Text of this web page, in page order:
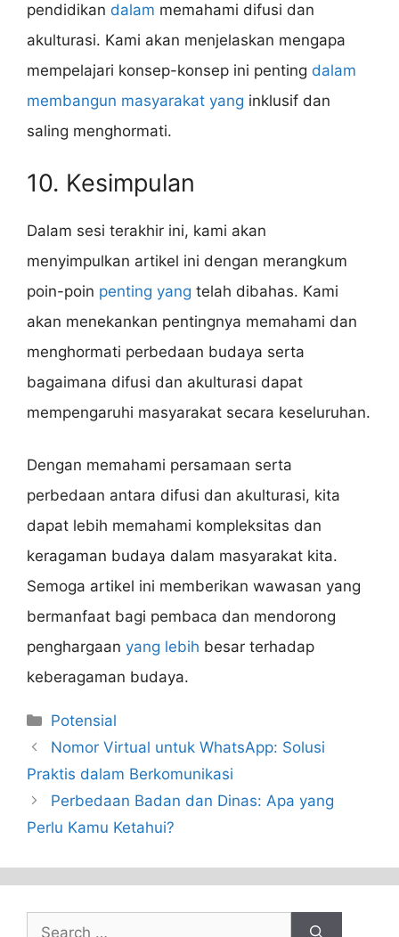
pendidikan dalam memahami difusi dan
akulturasi. Kami akan menjelaskan mengapa
mempelajari konsep-konsep ini penting dalam
membangun masyarakat yang inklusif dan
saling menghormati.
10. Kesimpulan
Dalam sesi terakhir ini, kami akan
menyimpulkan artikel ini dengan merangkum
poin-poin penting yang telah dibahas. Kami
akan menekankan pentingnya memahami dan
menghormati perbedaan budaya serta
bagaimana difusi dan akulturasi dapat
mempengaruhi masyarakat secara keseluruhan.
Dengan memahami persamaan serta
perbedaan antara difusi dan akulturasi, kita
dapat lebih memahami kompleksitas dan
keragaman budaya dalam masyarakat kita.
Semoga artikel ini memberikan wawasan yang
bermanfaat bagi pembaca dan mendorong
penghargaan yang lebih besar terhadap
keberagaman budaya.
Categories
Potensial
Nomor Virtual untuk WhatsApp: Solusi
Praktis dalam Berkomunikasi
Perbedaan Badan dan Dinas: Apa yang
Perlu Kamu Ketahui?
Search